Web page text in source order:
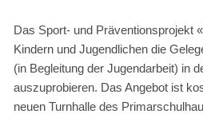
Das Sport- und Präventionsprojekt
Kindern und Jugendlichen die
(in Begleitung der Jugendarbeit) in
auszuprobieren. Das Angebot ist
neuen Turnhalle des